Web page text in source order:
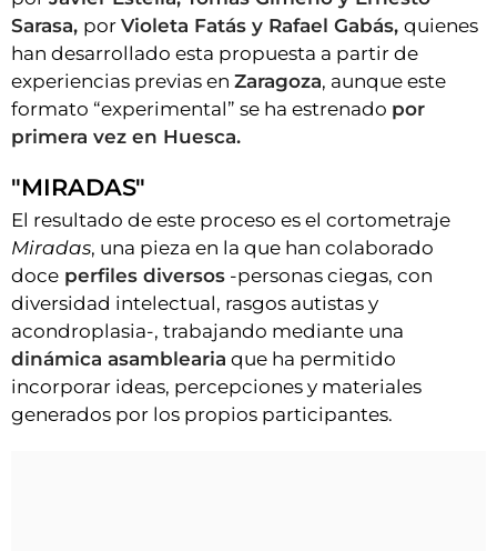
Sarasa, por Violeta Fatás y Rafael Gabás, quienes
han desarrollado esta propuesta a partir de
experiencias previas en Zaragoza, aunque este
formato “experimental” se ha estrenado por
primera vez en Huesca.
"MIRADAS"
El resultado de este proceso es el cortometraje
Miradas, una pieza en la que han colaborado
doce perfiles diversos -personas ciegas, con
diversidad intelectual, rasgos autistas y
acondroplasia-, trabajando mediante una
dinámica asamblearia que ha permitido
incorporar ideas, percepciones y materiales
generados por los propios participantes.